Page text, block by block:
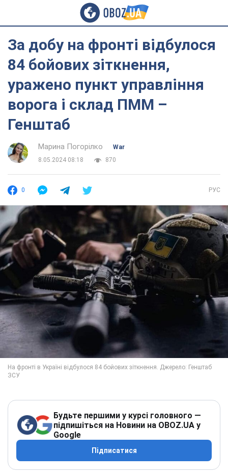
За добу на фронті відбулося
84 бойових зіткнення,
уражено пункт управління
ворога і склад ПММ –
Генштаб
Марина Погорілко
War
8.05.2024 08:18
870
0 РУС
Будьте першими у курсі головного —
підпишіться на Новини на OBOZ.UA у
Google
Підписатися